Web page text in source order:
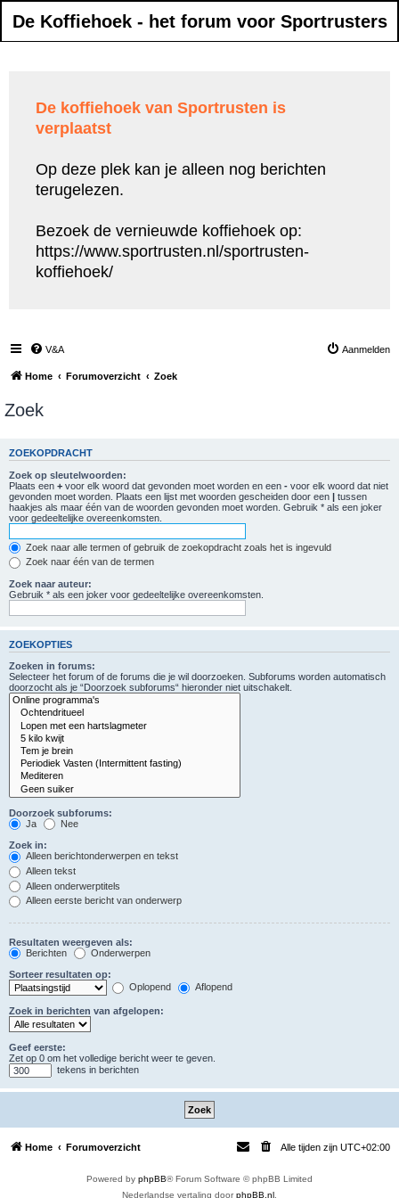
De Koffiehoek - het forum voor Sportrusters
De koffiehoek van Sportrusten is
verplaatst
Op deze plek kan je alleen nog berichten
terugelezen.
Bezoek de vernieuwde koffiehoek op:
https://www.sportrusten.nl/sportrusten-
koffiehoek/
V&A Aanmelden
Home Forumoverzicht Zoek
Zoek
ZOEKOPDRACHT
Zoek op sleutelwoorden:
Plaats een + voor elk woord dat gevonden moet worden en een - voor elk woord dat niet
gevonden moet worden. Plaats een lijst met woorden gescheiden door een | tussen
haakjes als maar één van de woorden gevonden moet worden. Gebruik * als een joker
voor gedeeltelijke overeenkomsten.
Zoek naar alle termen of gebruik de zoekopdracht zoals het is ingevuld
Zoek naar één van de termen
Zoek naar auteur:
Gebruik * als een joker voor gedeeltelijke overeenkomsten.
ZOEKOPTIES
Zoeken in forums:
Selecteer het forum of de forums die je wil doorzoeken. Subforums worden automatisch
doorzocht als je “Doorzoek subforums“ hieronder niet uitschakelt.
Doorzoek subforums:
Ja
Nee
Zoek in:
Alleen berichtonderwerpen en tekst
Alleen tekst
Alleen onderwerptitels
Alleen eerste bericht van onderwerp
Resultaten weergeven als:
Berichten
Onderwerpen
Sorteer resultaten op:
Oplopend
Aflopend
Zoek in berichten van afgelopen:
Geef eerste:
Zet op 0 om het volledige bericht weer te geven.
tekens in berichten
Home Forumoverzicht Alle tijden zijn UTC+02:00
Powered by phpBB® Forum Software © phpBB Limited
Nederlandse vertaling doorphpBB.nl .